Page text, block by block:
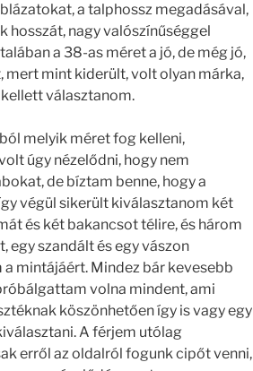
a talphossz megadásával,
hosszát, nagy valószínűséggel
a 38-as méret a jó, de még jó,
mint kiderült, volt olyan márka,
választanom.
melyik méret fog kelleni,
úgy nézelődni, hogy nem
de bíztam benne, hogy a
végül sikerült kiválasztanom két
és két bakancsot télire, és három
egy szandált és egy vászon
mintájáért. Mindez bár kevesebb
volna mindent, ami
köszönhetően így is vagy egy
A férjem utólag
erről az oldalról fogunk cipőt venni,